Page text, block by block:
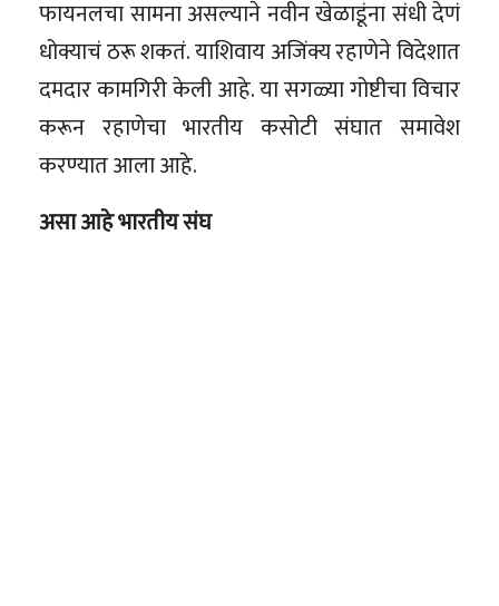
फायनलचा सामना असल्याने नवीन खेळाडूंना संधी देणं
धोक्याचं ठरू शकतं. याशिवाय अजिंक्य रहाणेने विदेशात
दमदार कामगिरी केली आहे. या सगळ्या गोष्टीचा विचार
करून रहाणेचा भारतीय कसोटी संघात समावेश
करण्यात आला आहे.
असा आहे भारतीय संघ